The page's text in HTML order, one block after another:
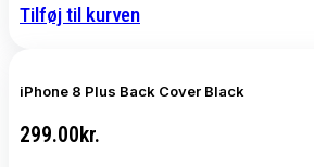
Tilføj til kurven
iPhone 8 Plus Back Cover Black
299.00kr.